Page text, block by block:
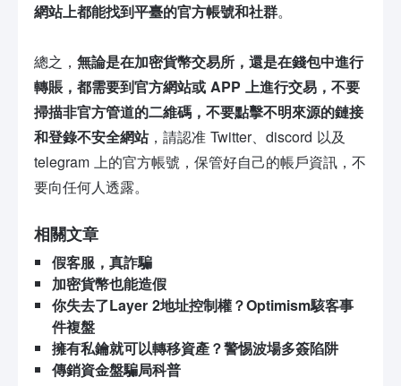
網站上都能找到平臺的官方帳號和社群。
總之， 無論是在加密貨幣交易所，還是在錢包中進行
轉賬 ，都需要到官方網站或 APP 上進行交易，不要
掃描非官方管道的二維碼，不要點擊不明來源的鏈接
和登錄不安全網站，請認准 Twitter、discord 以及
telegram 上的官方帳號，保管好自己的帳戶資訊，不
要向任何人透露。
相關文章
假客服，真詐騙
加密貨幣也能造假
你失去了Layer 2地址控制權？Optimism駭客事
件複盤
擁有私鑰就可以轉移資產？警惕波場多簽陷阱
傳銷資金盤騙局科普